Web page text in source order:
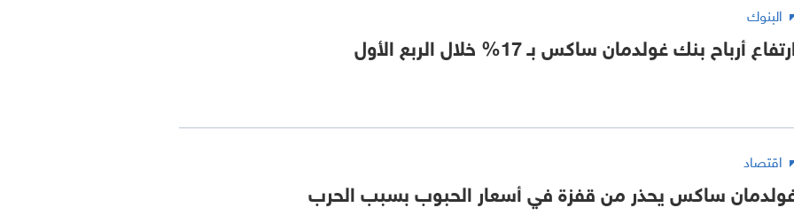
البنوك
أرباح بنك غولدمان ساكس بـ 17% خلال الربع الأول
اقتصاد
ساكس يحذر من قفزة في أسعار الحبوب بسبب الحرب